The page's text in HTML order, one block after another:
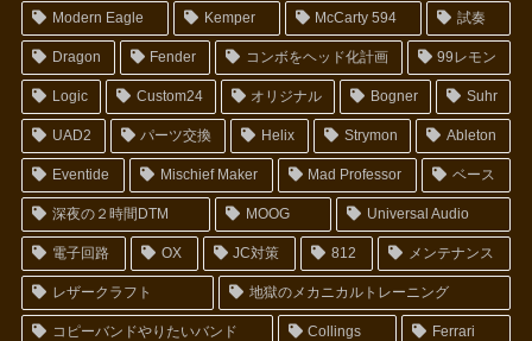
Modern Eagle Kemper McCarty 594 試奏
Dragon Fender コンボをヘッド化計画 99レモン
Logic Custom24 オリジナル Bogner Suhr
UAD2 パーツ交換 Helix Strymon Ableton
Eventide Mischief Maker Mad Professor ベース
深夜の２時間DTM MOOG Universal Audio
電子回路 OX JC対策 812 メンテナンス
レザークラフト 地獄のメカニカルトレーニング
コピーバンドやりたいバンド Collings Ferrari